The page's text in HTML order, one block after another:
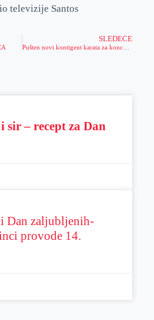
televizije Santos
SLEDEĆE
– recept za Dan
Dan zaljubljenih-
provode 14.